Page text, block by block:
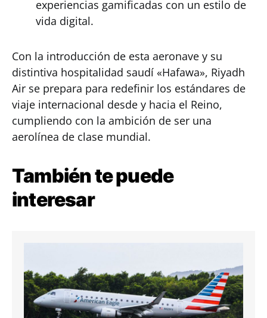
experiencias gamificadas con un estilo de
vida digital.
Con la introducción de esta aeronave y su
distintiva hospitalidad saudí «Hafawa», Riyadh
Air se prepara para redefinir los estándares de
viaje internacional desde y hacia el Reino,
cumpliendo con la ambición de ser una
aerolínea de clase mundial.
También te puede
interesar